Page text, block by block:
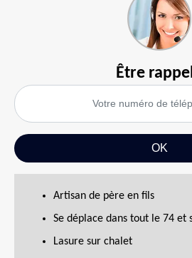
Être
Artisan de père en fils
Se déplace dans tout le 74 et
Lasure sur chalet